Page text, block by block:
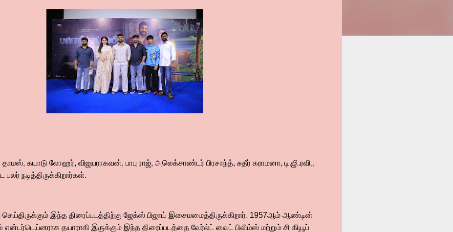
கயாடு லோஹர், விஜயராகவன், பாபு ராஜ், அலெக்சாண்டர் பிரசாந்த், சுதீர் கராமனா, டி.ஜி.ரவி,,
நடித்திருக்கிறார்கள்.
செய்திருக்கும் இந்த திரைப்படத்திற்கு ஜேக்ஸ் பிஜாய் இசைமமைத்திருக்கிறார். 1957ஆம் ஆண்டின்
தயாராகி இருக்கும் இந்த திரைப்படத்தை வேர்ல்ட் வைட் பிலிம்ஸ் மற்றும் சி கியூப்